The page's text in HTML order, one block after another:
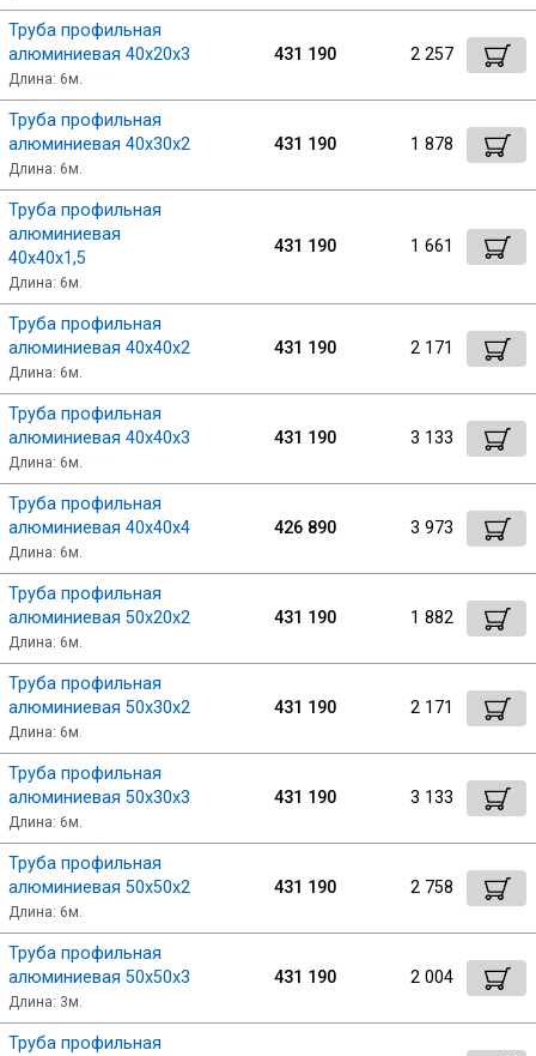
Труба профильная
алюминиевая 40х20х3
Длина: 6м.
431 190 2 257
Труба профильная
алюминиевая 40х30х2
Длина: 6м.
431 190 1 878
Труба профильная
алюминиевая
40х40х1,5
Длина: 6м.
431 190 1 661
Труба профильная
алюминиевая 40х40х2
Длина: 6м.
431 190 2 171
Труба профильная
алюминиевая 40х40х3
Длина: 6м.
431 190 3 133
Труба профильная
алюминиевая 40х40х4
Длина: 6м.
426 890 3 973
Труба профильная
алюминиевая 50х20х2
Длина: 6м.
431 190 1 882
Труба профильная
алюминиевая 50х30х2
Длина: 6м.
431 190 2 171
Труба профильная
алюминиевая 50х30х3
Длина: 6м.
431 190 3 133
Труба профильная
алюминиевая 50х50х2
Длина: 6м.
431 190 2 758
Труба профильная
алюминиевая 50х50х3
Длина: 3м.
431 190 2 004
Труба профильная